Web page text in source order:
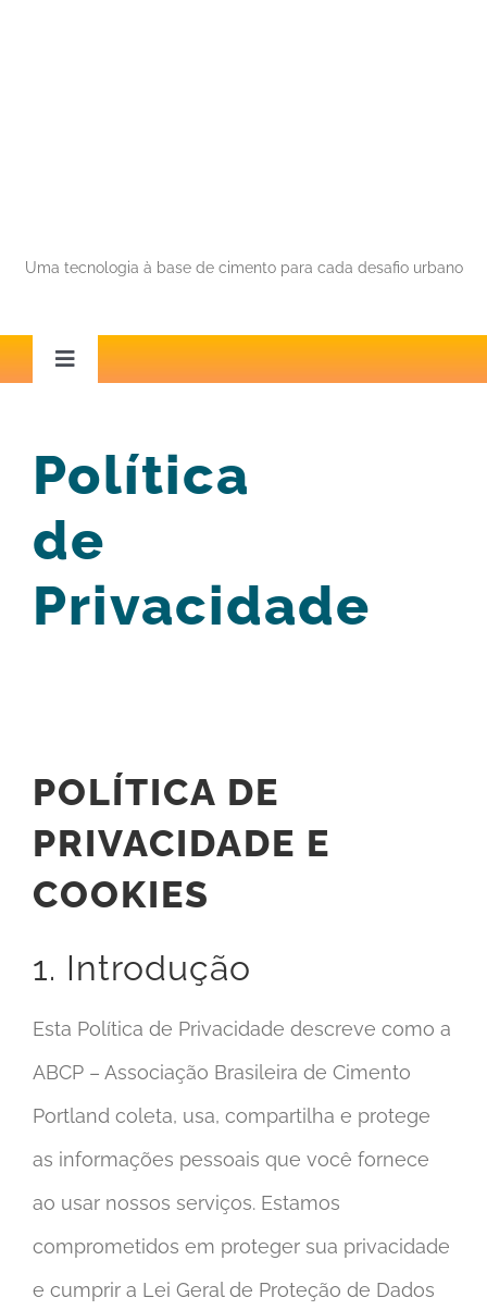
Uma tecnologia à base de cimento para cada desafio urbano
Toggle
Capacitação
Conteúdo Técnico
Contato
Política
de
Privacidade
POLÍTICA DE
PRIVACIDADE E
COOKIES
1. Introdução
Esta Política de Privacidade descreve como a
ABCP – Associação Brasileira de Cimento
Portland coleta, usa, compartilha e protege
as informações pessoais que você fornece
ao usar nossos serviços. Estamos
comprometidos em proteger sua privacidade
e cumprir a Lei Geral de Proteção de Dados